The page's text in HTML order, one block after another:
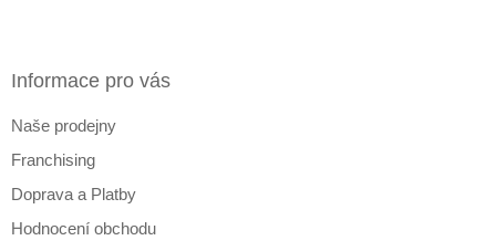
Informace pro vás
Naše prodejny
Franchising
Doprava a Platby
Hodnocení obchodu